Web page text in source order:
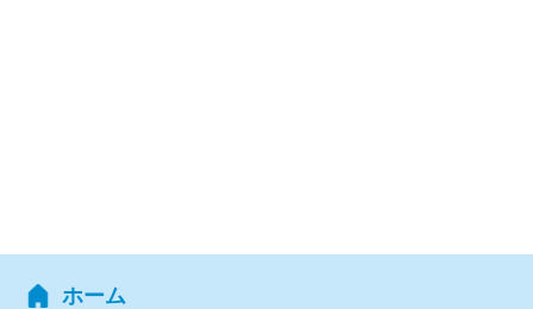
ホーム